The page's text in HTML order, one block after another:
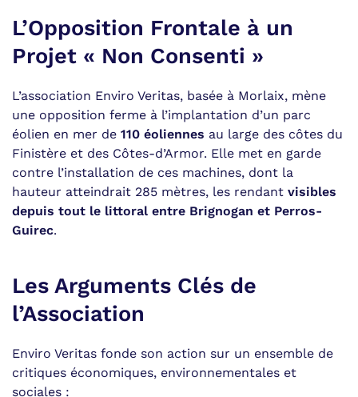
Veritas
:
l’association
dénonce
l’impact
d’un
parc
de
110
éoliennes
au
L’Opposition Frontale à un
Projet « Non Consenti »
L’association Enviro Veritas, basée à Morlaix, mène
une opposition ferme à l’implantation d’un parc
éolien en mer de 110 éoliennes au large des côtes du
Finistère et des Côtes-d’Armor. Elle met en garde
contre l’installation de ces machines, dont la
hauteur atteindrait 285 mètres, les rendant visibles
depuis tout le littoral entre Brignogan et Perros-
Guirec.
Les Arguments Clés de
l’Association
Enviro Veritas fonde son action sur un ensemble de
critiques économiques, environnementales et
sociales :